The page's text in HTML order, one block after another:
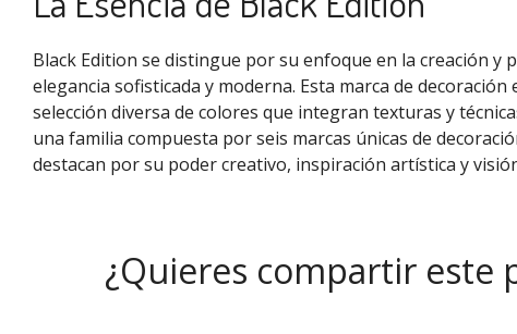
Black Edition se distingue por su enfoque en la creación
elegancia sofisticada y moderna. Esta marca de
selección diversa de colores que integran texturas y
una familia compuesta por seis marcas únicas de
destacan por su poder creativo, inspiración artística y
¿Quieres compartir este